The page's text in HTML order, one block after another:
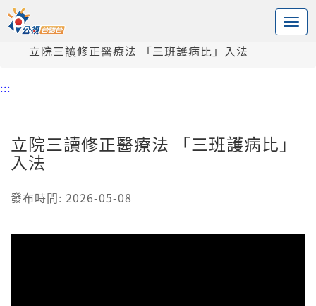
中央內容區塊
頭頁
立院三讀修正醫療法 「三班護病比」入法
:::
立院三讀修正醫療法 「三班護病比」
入法
發布時間: 2026-05-08